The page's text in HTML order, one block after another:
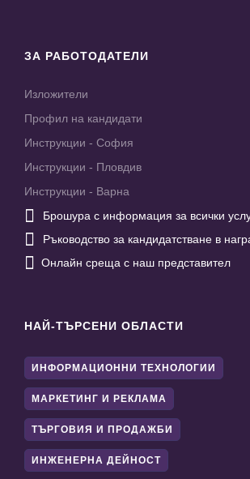
ЗА РАБОТОДАТЕЛИ
Изложители
Профил на кандидати
Инструкции - София
Инструкции - Пловдив
Инструкции - Варна
 Брошура с информация за всички
 Ръководство за кандидатстване в
 Онлайн среща с наш представител
НАЙ-ТЪРСЕНИ ОБЛАСТИ
ИНФОРМАЦИОННИ ТЕХНОЛОГИИ
МАРКЕТИНГ И РЕКЛАМА
ТЪРГОВИЯ И ПРОДАЖБИ
ИНЖЕНЕРНА ДЕЙНОСТ